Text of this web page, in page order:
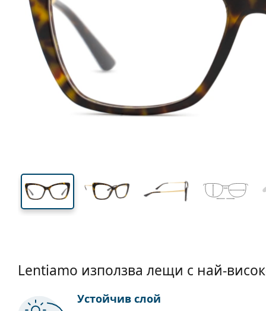
41 mm
Височина на стъклото Ширина на стъклото
Ширина
на
Lentiamo използва лещи с най-
Устойчив слой